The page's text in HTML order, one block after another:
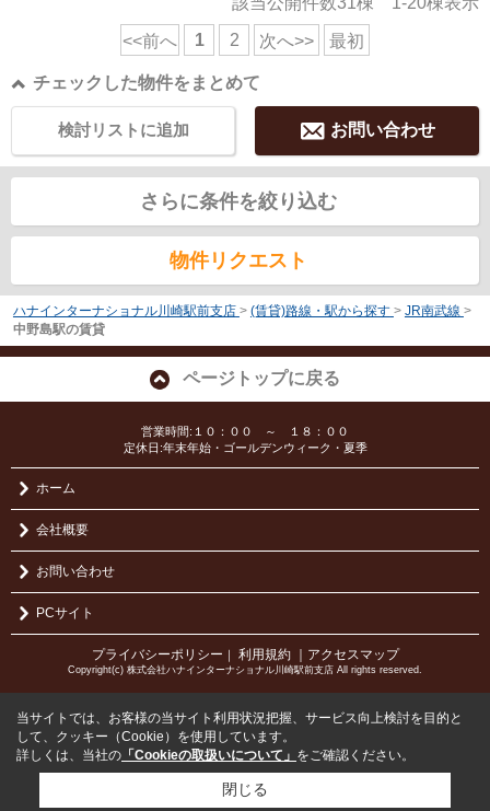
<<前へ 1 2 次へ>> 最初
チェックした物件をまとめて
お問い合わせ
検討リストに追加
さらに条件を絞り込む
物件リクエスト
ハナインターナショナル川崎駅前支店 > (賃貸)路線・駅から探す > JR南武線 >
中野島駅の賃貸
ページトップに戻る
営業時間:１０：００ ～ １８：００
定休日:年末年始・ゴールデンウィーク・夏季
ホーム
会社概要
お問い合わせ
PCサイト
プライバシーポリシー ｜ 利用規約 ｜アクセスマップ
Copyright(c) 株式会社ハナインターナショナル川崎駅前支店 All rights reserved.
当サイトでは、お客様の当サイト利用状況把握、サービス向上検討を目的と
して、クッキー（Cookie）を使用しています。
詳しくは、当社の 「Cookieの取扱いについて」 をご確認ください。
閉じる